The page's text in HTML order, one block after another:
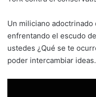
Un miliciano
enfrentando el escudo
ustedes ¿Qué se te
poder intercambiar ideas.